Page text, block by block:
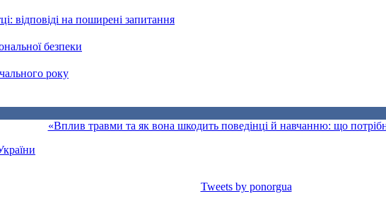
відповіді на поширені запитання
безпеки
року
«Вплив травми та як вона шкодить поведінці й навчанню: що
Tweets by ponorgua